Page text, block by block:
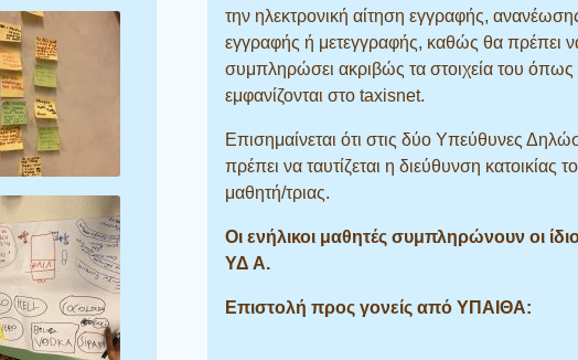
την ηλεκτρονική αίτηση εγγραφής,
εγγραφής ή μετεγγραφής, καθώς θα πρέπει
συμπληρώσει ακριβώς τα στοιχεία του όπως
εμφανίζονται στο taxisnet.
Επισημαίνεται ότι στις δύο Υπεύθυνες
πρέπει να ταυτίζεται η διεύθυνση κατοικίας
μαθητή/τριας.
Οι ενήλικοι μαθητές συμπληρώνουν οι
ΥΔ Α.
Επιστολή προς γονείς από ΥΠΑΙΘΑ: